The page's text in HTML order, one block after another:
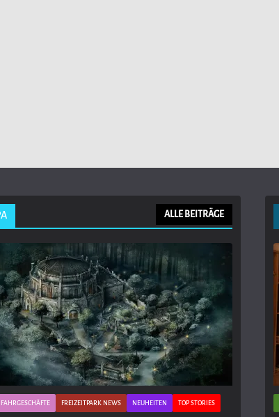
ALLE BEITRÄGE
FAHRGESCHÄFTE FREIZEITPARK NEWS NEUHEITEN TOP STORIES